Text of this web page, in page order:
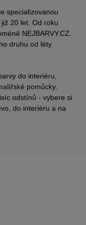
specializovanou
již 20 let. Od roku
NEJBARVY.CZ.
druhu od léty
do interiéru,
pomůcky.
odstínů - vybere si
do interiéru a na